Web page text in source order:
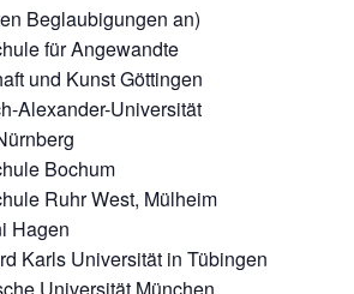
Beglaubigungen an)
für Angewandte
und Kunst Göttingen
Alexander-Universität
Bochum
Ruhr West, Mülheim
Hagen
Karls Universität in Tübingen
Universität München